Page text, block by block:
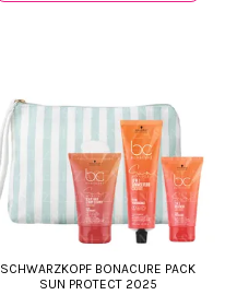
SCHWARZKOPF BONACURE PACK
SUN PROTECT 2025